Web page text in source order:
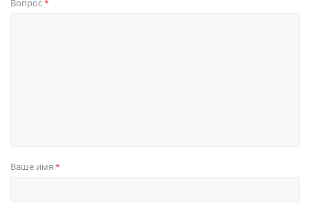
Вопрос*
Ваше имя *